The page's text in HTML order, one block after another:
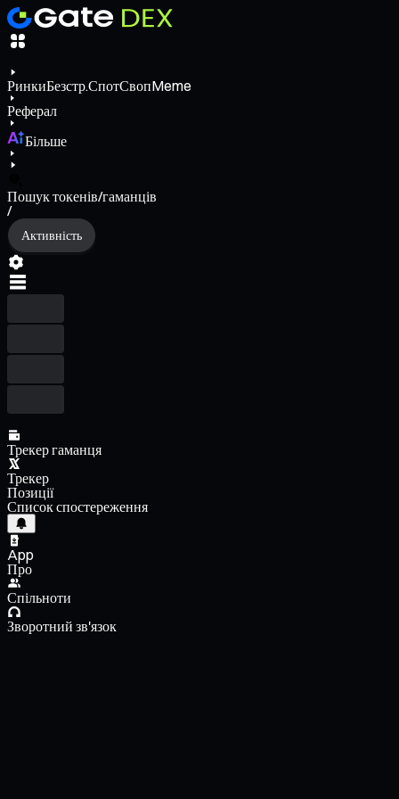
РинкиБезстр.СпотСвопMeme
Реферал
Більше
Пошук токенів/гаманців
/
Активність
Трекер гаманця
Трекер
Позиції
Список спостереження
App
Про
Спільноти
Зворотний зв'язок